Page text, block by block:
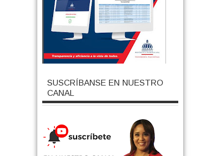
SUSCRÍBANSE EN NUESTRO
CANAL